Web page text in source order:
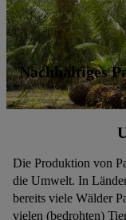
Nachhaltiges
Die Produktion von
die Umwelt. In
bereits viele Wälder
vielen (bedrohten)